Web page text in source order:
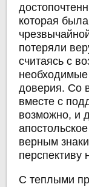
которая
потеряли
считаясь с
доверия. Со
вместе с
возможно, и
верным
перспективу
С теплыми